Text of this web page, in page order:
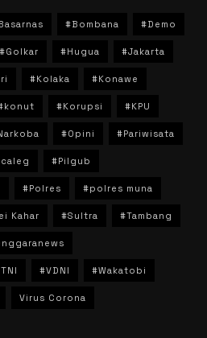
#Bombana #Demo
#Golkar #Hugua #Jakarta
#Kolaka #Konawe
#Korupsi #KPU
#Opini #Pariwisata
#Pilgub
#Polres #polres muna
Kahar #Sultra #Tambang
#VDNI #Wakatobi
Virus Corona